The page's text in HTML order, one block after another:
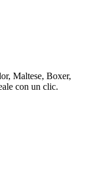
Maltese, Boxer,
con un clic.